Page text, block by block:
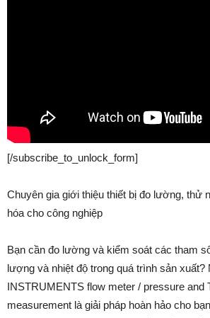
[/subscribe_to_unlock_form]
Chuyên gia giới thiệu thiết bị đo lường, thử
hóa cho công nghiệp
Bạn cần đo lường và kiểm soát các tham
lượng và nhiệt độ trong quá trình sản xuất?
INSTRUMENTS flow meter / pressure and
measurement là giải pháp hoàn hảo cho